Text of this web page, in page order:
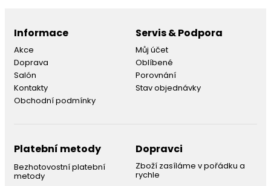
Informace
Akce
Doprava
Salón
Kontakty
Obchodní podmínky
Servis & Podpora
Můj účet
Oblíbené
Porovnání
Stav objednávky
Platební metody
Bezhotovostní platební
metody
Dopravci
Zboží zasíláme v pořádku a
rychle